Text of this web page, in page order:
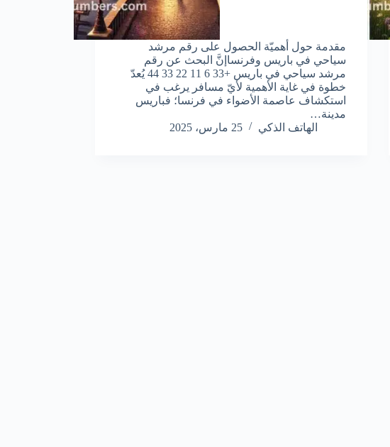
مقدمة حول أهميّة الحصول على رقم مرشد
سياحي في باريس وفرنساإنَّ البحث عن رقم
مرشد سياحي في باريس +33 6 11 22 33 44 يُعدّ
خطوة في غاية الأهمية لأيّ مسافر يرغب في
استكشاف عاصمة الأضواء في فرنسا؛ فباريس
مدينة…
الهاتف الذكي
25 مارس، 2025